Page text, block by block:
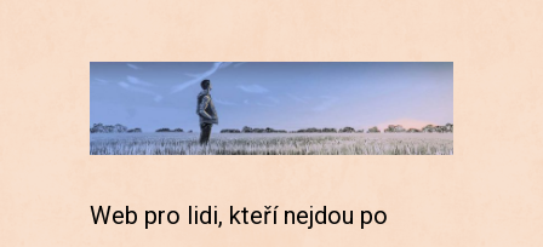
Web pro lidi, kteří nejdou po